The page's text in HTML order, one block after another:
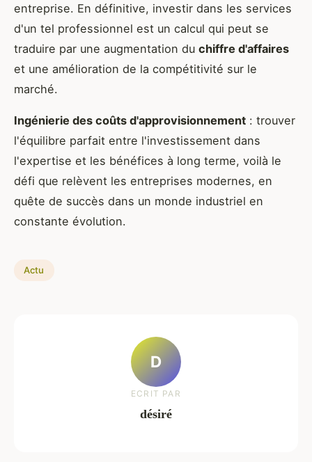
entreprise. En définitive, investir dans les services
d'un tel professionnel est un calcul qui peut se
traduire par une augmentation du chiffre d'affaires
et une amélioration de la compétitivité sur le
marché.
Ingénierie des coûts d'approvisionnement : trouver
l'équilibre parfait entre l'investissement dans
l'expertise et les bénéfices à long terme, voilà le
défi que relèvent les entreprises modernes, en
quête de succès dans un monde industriel en
constante évolution.
Actu
D
ECRIT PAR
désiré